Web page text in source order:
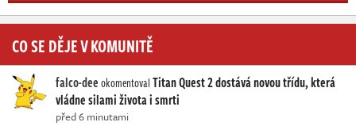
CO SE DĚJE V KOMUNITĚ
falco-deeokomentovalTitan Quest 2 dostává novou třídu, která
vládne silami života i smrti
před 6 minutami